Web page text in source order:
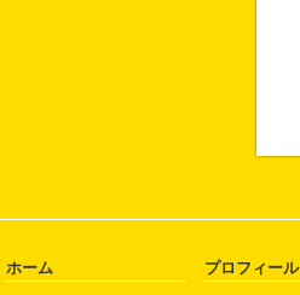
ホーム プロフィール